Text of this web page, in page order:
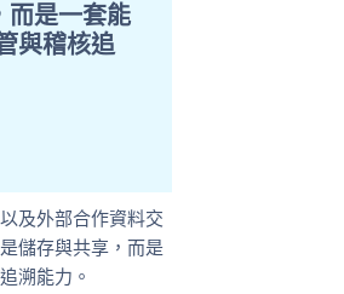
而是一套能
與稽核追
及外部合作資料交
儲存與共享，而是
溯能力。